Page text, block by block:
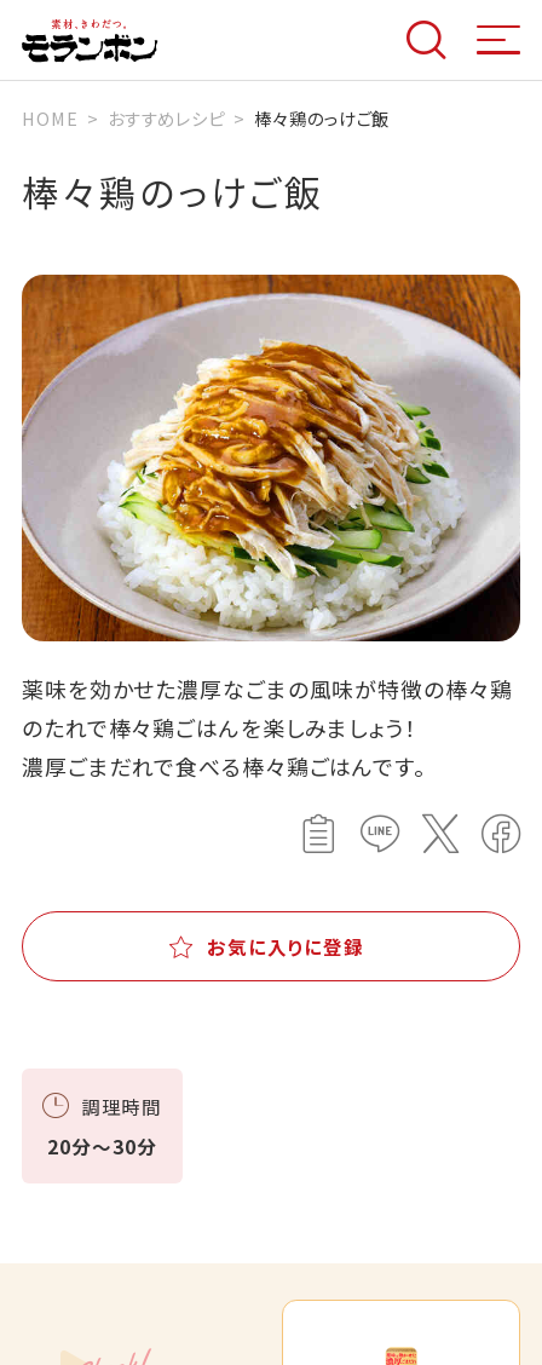
HOME おすすめレシピ 棒々鶏のっけご飯
棒々鶏のっけご飯
薬味を効かせた濃厚なごまの風味が特徴の棒々鶏
のたれで棒々鶏ごはんを楽しみましょう！
濃厚ごまだれで食べる棒々鶏ごはんです。
お気に入りに登録
調理時間
20分～30分